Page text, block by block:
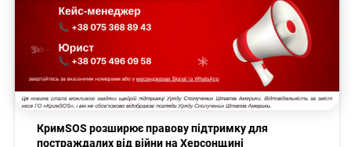
КримSOS розширює правову підтримку для
постраждалих від війни на Херсонщині